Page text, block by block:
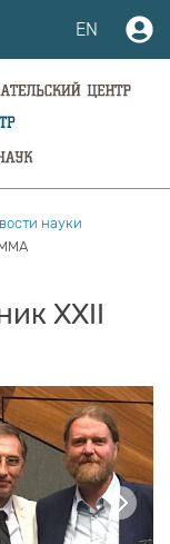
EN
науки
XXII